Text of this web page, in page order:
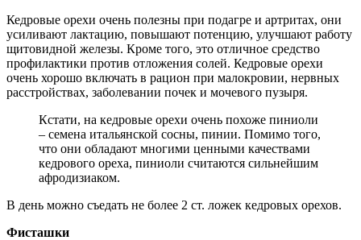
Кедровые орехи очень полезны при подагре и артритах, они
усиливают лактацию, повышают потенцию, улучшают работу
щитовидной железы. Кроме того, это отличное средство
профилактики против отложения солей. Кедровые орехи
очень хорошо включать в рацион при малокровии, нервных
расстройствах, заболевании почек и мочевого пузыря.
Кстати, на кедровые орехи очень похоже пиниоли
– семена итальянской сосны, пинии. Помимо того,
что они обладают многими ценными качествами
кедрового ореха, пиниоли считаются сильнейшим
афродизиаком.
В день можно съедать не более 2 ст. ложек кедровых орехов.
Фисташки